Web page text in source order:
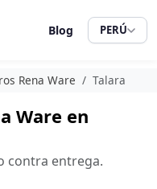
Blog PERÚ
Rena Ware Talara
Ware en
contra entrega.